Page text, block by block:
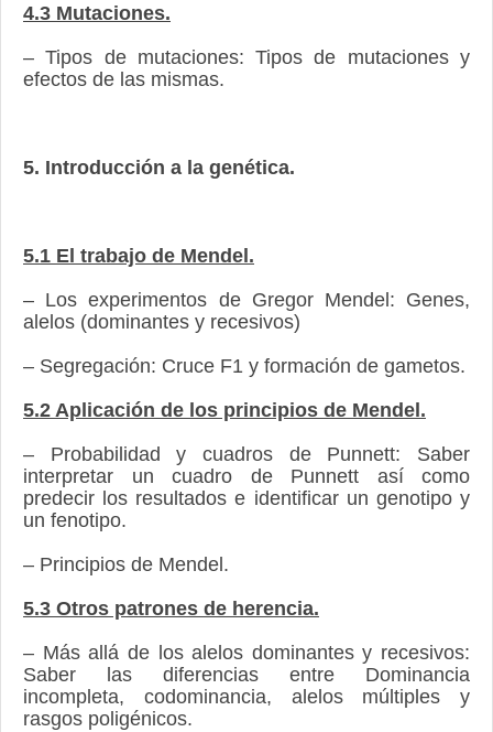
4.3 Mutaciones.
– Tipos de mutaciones: Tipos de mutaciones y
efectos de las mismas.
5. Introducción a la genética.
5.1 El trabajo de Mendel.
– Los experimentos de Gregor Mendel: Genes,
alelos (dominantes y recesivos)
– Segregación: Cruce F1 y formación de gametos.
5.2 Aplicación de los principios de Mendel.
– Probabilidad y cuadros de Punnett: Saber
interpretar un cuadro de Punnett así como
predecir los resultados e identificar un genotipo y
un fenotipo.
– Principios de Mendel.
5.3 Otros patrones de herencia.
– Más allá de los alelos dominantes y recesivos:
Saber las diferencias entre Dominancia
incompleta, codominancia, alelos múltiples y
rasgos poligénicos.